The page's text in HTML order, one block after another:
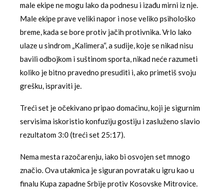
male ekipe ne mogu lako da podnesu i izađu mirni iz nje.
Male ekipe prave veliki napor i nose veliko psihološko
breme, kada se bore protiv jačih protivnika. Vrlo lako
ulaze u sindrom „Kalimera“, a sudije, koje se nikad nisu
bavili odbojkom i suštinom sporta, nikad neće razumeti
koliko je bitno pravedno presuditi i, ako primetiš svoju
grešku, ispraviti je.
Treći set je očekivano pripao domaćinu, koji je sigurnim
servisima iskoristio konfuziju gostiju i zasluženo slavio
rezultatom 3:0 (treći set 25:17).
Nema mesta razočarenju, iako bi osvojen set mnogo
značio. Ova utakmica je siguran povratak u igru kao u
finalu Kupa zapadne Srbije protiv Kosovske Mitrovice.